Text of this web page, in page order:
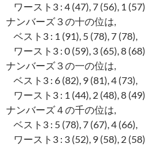
ワースト3 : 4 (47), 7 (56), 1 (57)
ナンバーズ３の十の位は,
ベスト3 : 1 (91), 5 (78), 7 (78),
ワースト3 : 0 (59), 3 (65), 8 (68)
ナンバーズ３の一の位は,
ベスト3 : 6 (82), 9 (81), 4 (73),
ワースト3 : 1 (44), 2 (48), 8 (49)
ナンバーズ４の千の位は,
ベスト3 : 5 (78), 7 (67), 4 (66),
ワースト3 : 3 (52), 9 (58), 2 (58)